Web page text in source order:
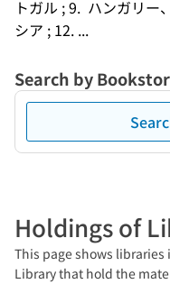
トガル ; 9.  ハンガリー
シア ; 12. ...
Search by
Holdings of
This page shows
Library that hold the